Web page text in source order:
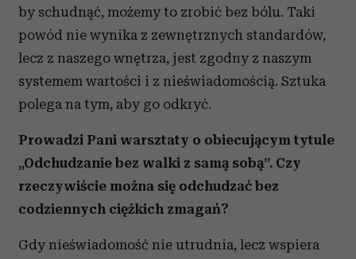
by schudnąć, możemy to zrobić bez bólu. Taki
powód nie wynika z zewnętrznych standardów,
lecz z naszego wnętrza, jest zgodny z naszym
systemem wartości i z nieświadomością. Sztuka
polega na tym, aby go odkryć.
Prowadzi Pani warsztaty o obiecującym tytule
„Odchudzanie bez walki z samą sobą”. Czy
rzeczywiście można się odchudzać bez
codziennych ciężkich zmagań?
Gdy nieświadomość nie utrudnia, lecz wspiera